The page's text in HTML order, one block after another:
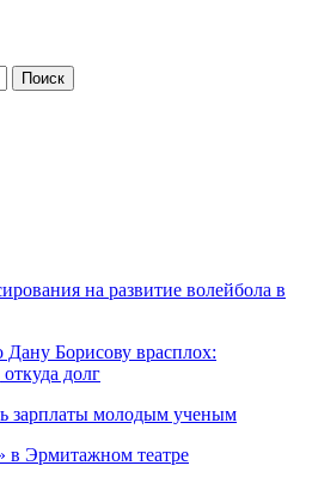
на развитие волейбола в
Дану Борисову врасплох:
долг
зарплаты молодым ученым
в Эрмитажном театре